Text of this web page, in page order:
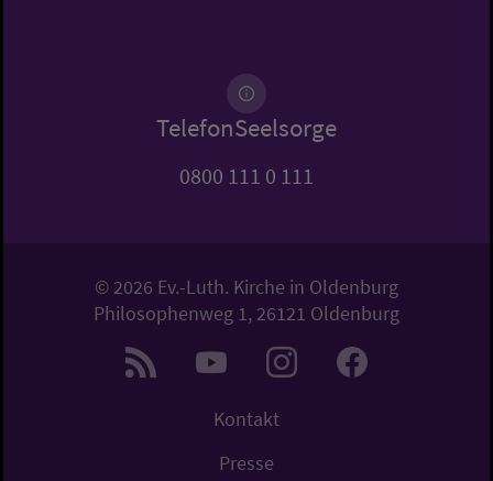
TelefonSeelsorge
0800 111 0 111
© 2026 Ev.-Luth. Kirche in Oldenburg
Philosophenweg 1, 26121 Oldenburg
Kontakt
Presse